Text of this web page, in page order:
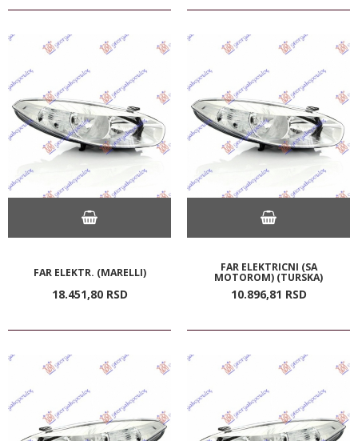
FAR ELEKTR. (MARELLI)
18.451,80 RSD
FAR ELEKTRICNI (SA
MOTOROM) (TURSKA)
10.896,81 RSD